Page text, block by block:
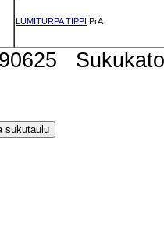
LUMITURPA TIPPI PrA